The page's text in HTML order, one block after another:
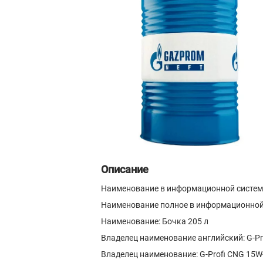
Описание
Наименование в информационной
Наименование полное в
Наименование: Бочка 205 л
Владелец наименование английский: G-
Владелец наименование: G-Profi CNG